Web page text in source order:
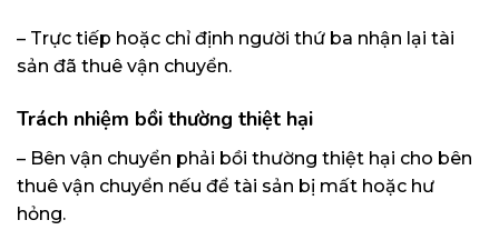
– Trực tiếp hoặc chỉ định người thứ ba nhận lại tài
sản đã thuê vận chuyển.
Trách nhiệm bồi thường thiệt hại
– Bên vận chuyển phải bồi thường thiệt hại cho bên
thuê vận chuyển nếu để tài sản bị mất hoặc hư
hỏng.